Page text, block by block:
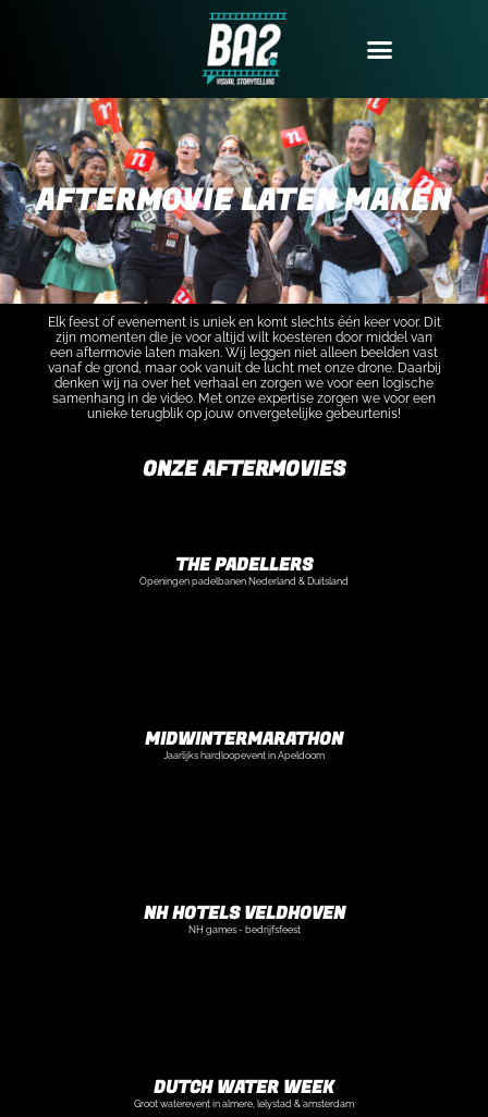
AFTERMOVIE LATEN MAKEN
Elk feest of evenement is uniek en komt slechts één keer voor. Dit
zijn momenten die je voor altijd wilt koesteren door middel van
een aftermovie laten maken. Wij leggen niet alleen beelden vast
vanaf de grond, maar ook vanuit de lucht met onze drone. Daarbij
denken wij na over het verhaal en zorgen we voor een logische
samenhang in de video. Met onze expertise zorgen we voor een
unieke terugblik op jouw onvergetelijke gebeurtenis!
ONZE AFTERMOVIES
THE PADELLERS
Openingen padelbanen Nederland & Duitsland
MIDWINTERMARATHON
Jaarlijks hardloopevent in Apeldoorn
NH HOTELS VELDHOVEN
NH games - bedrijfsfeest
DUTCH WATER WEEK
Groot waterevent in almere, lelystad & amsterdam